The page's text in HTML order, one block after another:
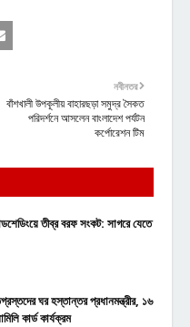
নবীনতর
বাঁশখালী উপকূলীয় বাহারছড়া সমুদ্র সৈকত
পরিদর্শনে আসলেন বাংলাদেশ পর্যটন
কর্পোরেশন টিম
তীব্র বরফ সংকট: সাগরে যেতে
ঘর হস্তান্তর প্রধানমন্ত্রীর, ১৬
কার্ড কার্যক্রম